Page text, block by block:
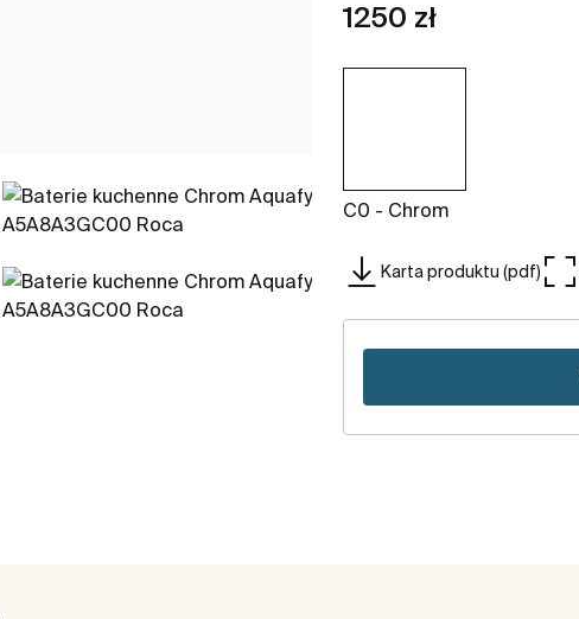
1250 zł
C0 - Chrom
Karta produktu (pdf)